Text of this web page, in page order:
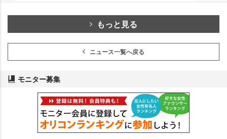
もっと見る
ニュース一覧へ戻る
モニター募集